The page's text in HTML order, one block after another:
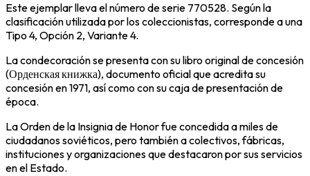
Este ejemplar lleva el número de serie 770528. Según la
clasificación utilizada por los coleccionistas, corresponde a una
Tipo 4, Opción 2, Variante 4.
La condecoración se presenta con su libro original de concesión
(Орденская книжка), documento oficial que acredita su
concesión en 1971, así como con su caja de presentación de
época.
La Orden de la Insignia de Honor fue concedida a miles de
ciudadanos soviéticos, pero también a colectivos, fábricas,
instituciones y organizaciones que destacaron por sus servicios
en el Estado.